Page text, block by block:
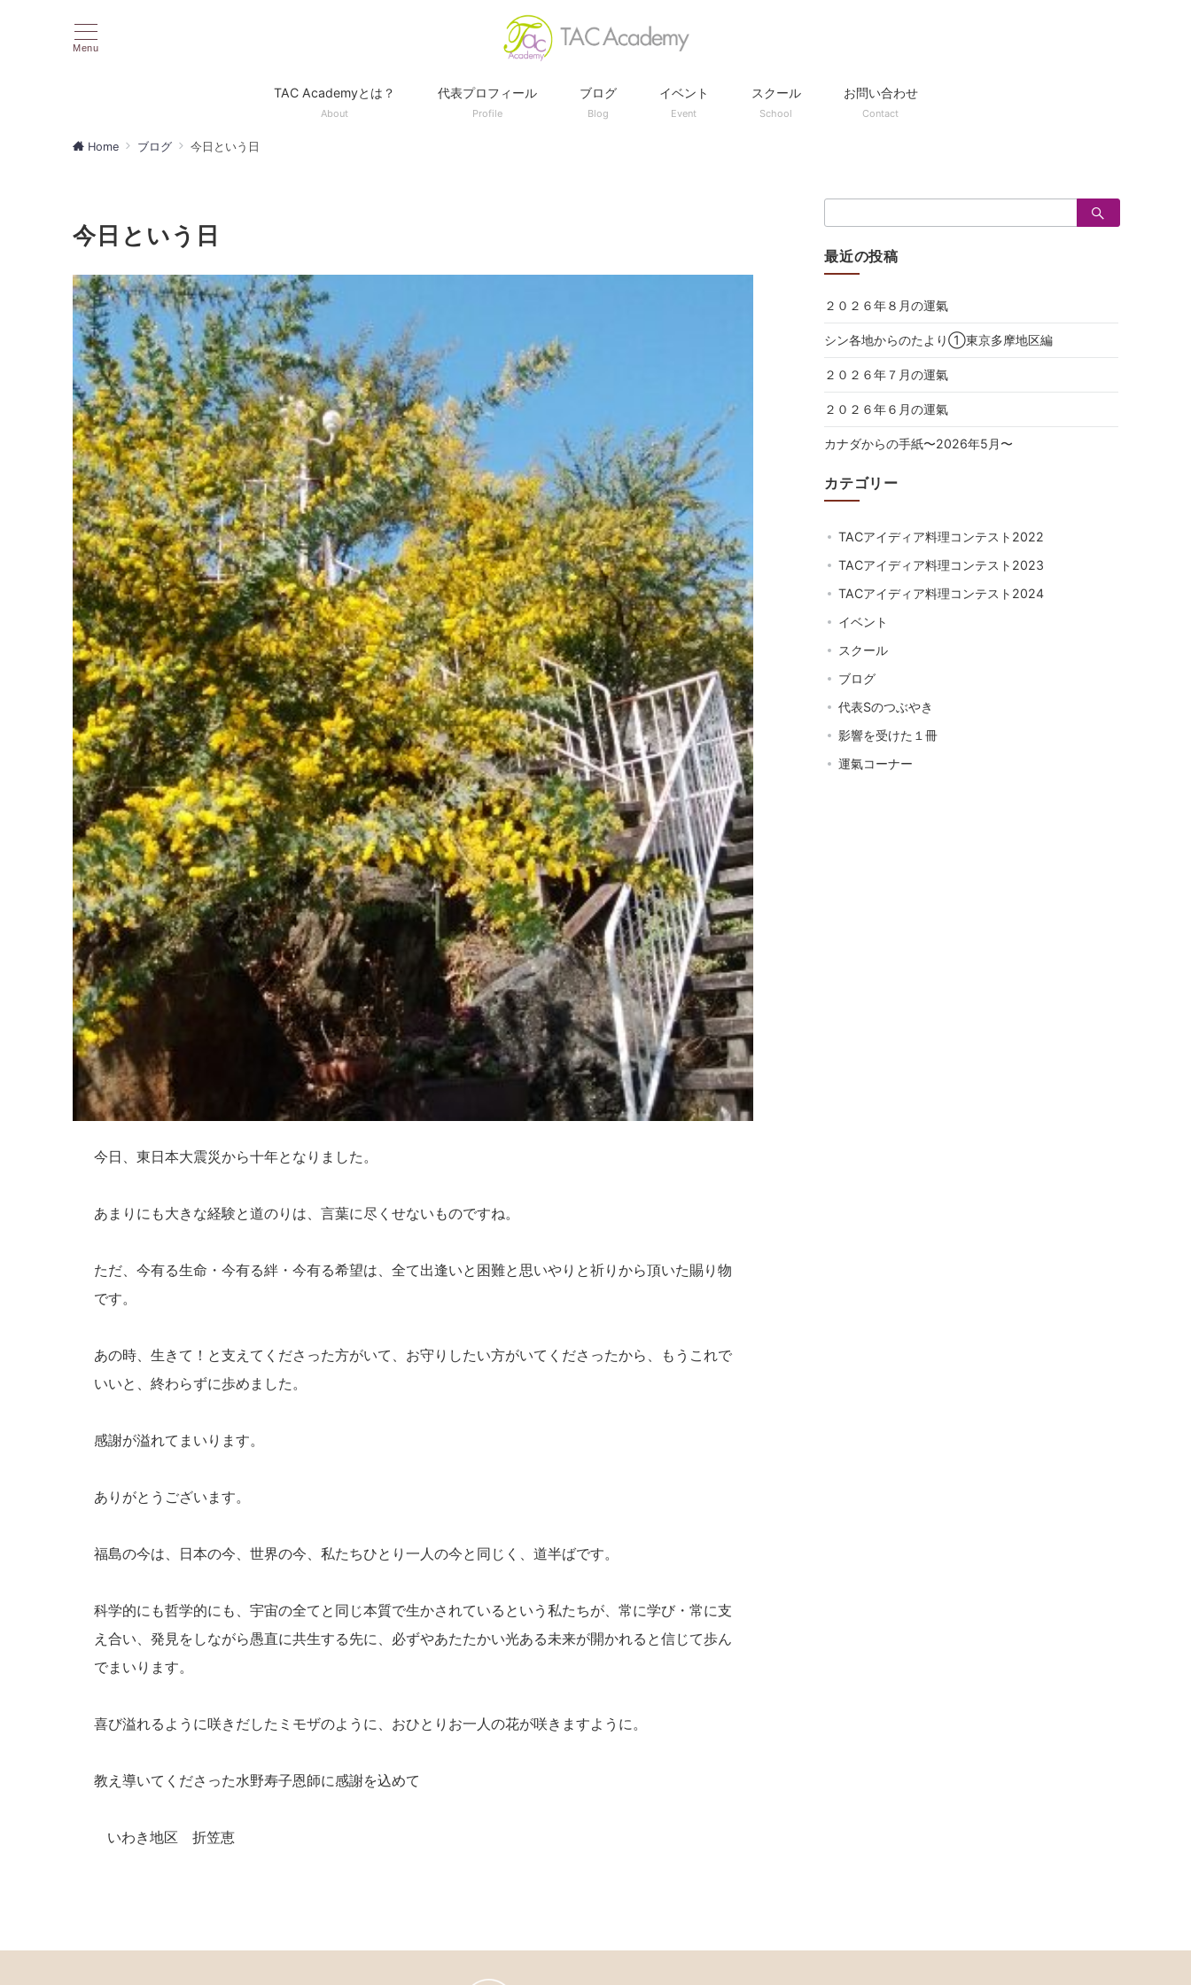
Menu
TAC Academyとは？
About
代表プロフィール
Profile
ブログ
Blog
イベント
Event
スクール
School
お問い合わせ
Contact
Home ブログ 今日という日
今日という日
今日、東日本大震災から十年となりました。
あまりにも大きな経験と道のりは、言葉に尽くせないものですね。
ただ、今有る生命・今有る絆・今有る希望は、全て出逢いと困難と思いやりと祈りから頂いた賜り物
です。
あの時、生きて！と支えてくださった方がいて、お守りしたい方がいてくださったから、もうこれで
いいと、終わらずに歩めました。
感謝が溢れてまいります。
ありがとうございます。
福島の今は、日本の今、世界の今、私たちひとり一人の今と同じく、道半ばです。
科学的にも哲学的にも、宇宙の全てと同じ本質で生かされているという私たちが、常に学び・常に支
え合い、発見をしながら愚直に共生する先に、必ずやあたたかい光ある未来が開かれると信じて歩ん
でまいります。
喜び溢れるように咲きだしたミモザのように、おひとりお一人の花が咲きますように。
教え導いてくださった水野寿子恩師に感謝を込めて
いわき地区 折笠恵
索：
最近の投稿
２０２６年８月の運氣
シン各地からのたより①東京多摩地区編
２０２６年７月の運氣
２０２６年６月の運氣
カナダからの手紙〜2026年5月〜
カテゴリー
TACアイディア料理コンテスト2022
TACアイディア料理コンテスト2023
TACアイディア料理コンテスト2024
イベント
スクール
ブログ
代表Sのつぶやき
影響を受けた１冊
運氣コーナー